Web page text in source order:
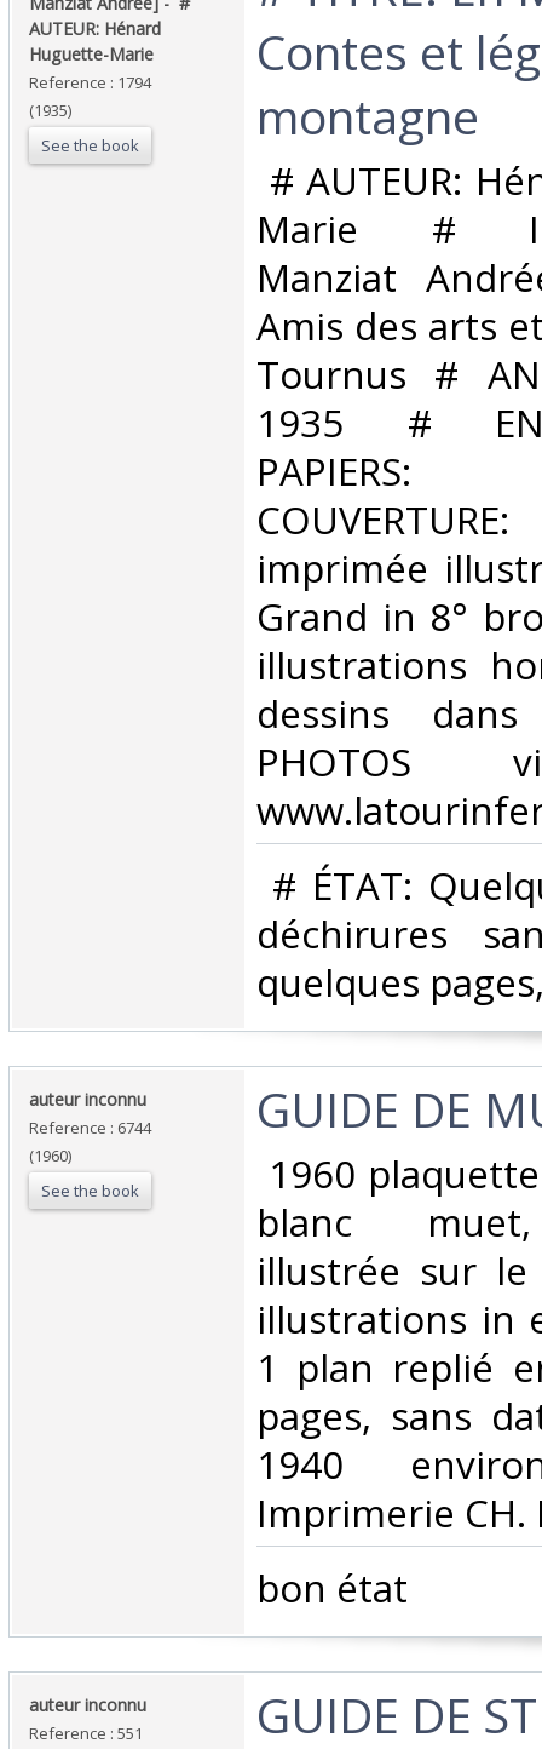
AUTEUR: Hénard
Huguette-Marie‎
Reference : 1794
(1935)
See the book
Contes et
montagne‎
# AUTEUR:
Marie #
Manziat
Amis des arts
Tournus #
1935 #
imprimée
Grand in 8°
illustrations
dessins
PHOTOS
# ÉTAT:
déchirures
quelques
‎auteur inconnu‎
Reference : 6744
(1960)
See the book
‎GUIDE DE
1960
blanc
illustrée sur
illustrations in
1 plan replié
pages, sans
1940
Imprimerie CH.
‎bon état ‎
‎auteur inconnu‎
Reference : 551
‎GUIDE DE